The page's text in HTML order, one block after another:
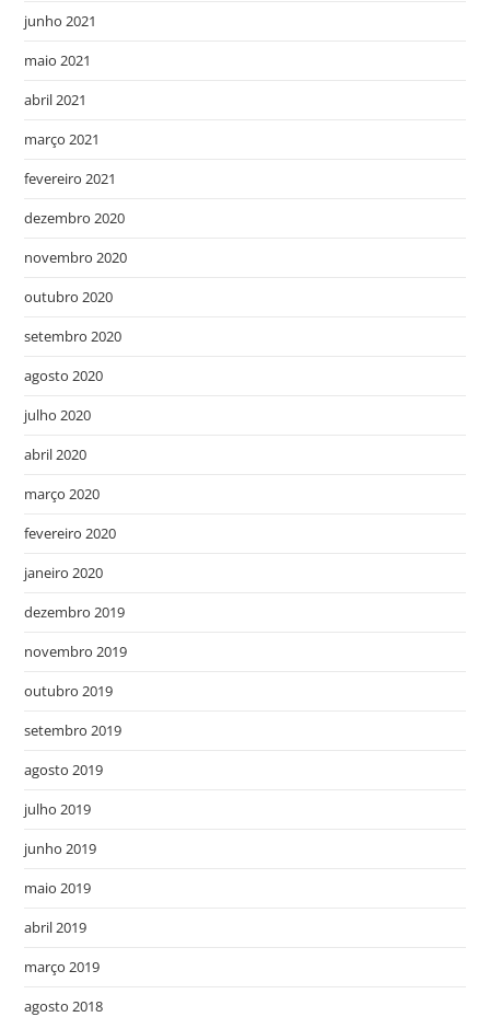
junho 2021
maio 2021
abril 2021
março 2021
fevereiro 2021
dezembro 2020
novembro 2020
outubro 2020
setembro 2020
agosto 2020
julho 2020
abril 2020
março 2020
fevereiro 2020
janeiro 2020
dezembro 2019
novembro 2019
outubro 2019
setembro 2019
agosto 2019
julho 2019
junho 2019
maio 2019
abril 2019
março 2019
agosto 2018